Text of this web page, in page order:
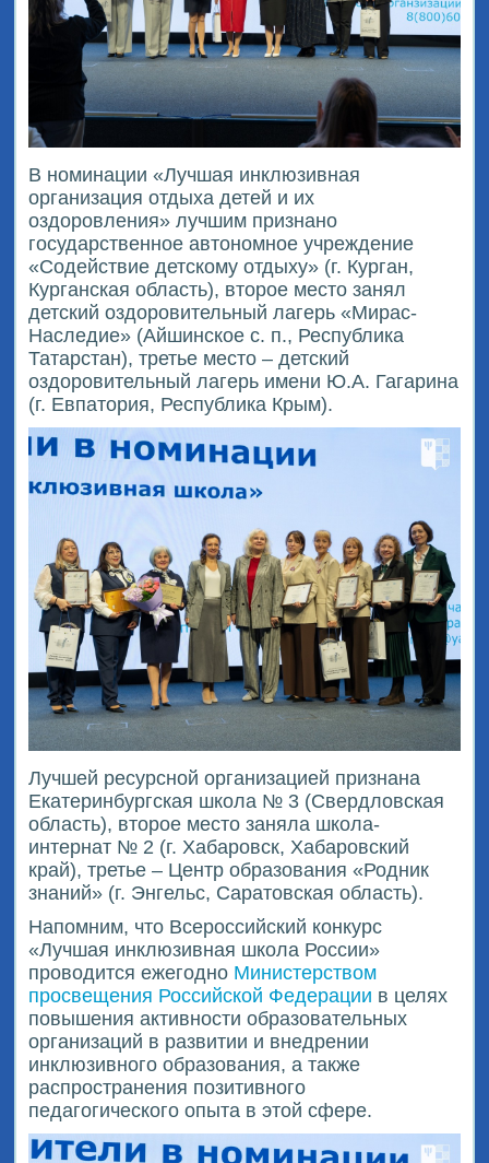
В номинации «Лучшая инклюзивная
организация отдыха детей и их
оздоровления» лучшим признано
государственное автономное учреждение
«Содействие детскому отдыху» (г. Курган,
Курганская область), второе место занял
детский оздоровительный лагерь «Мирас-
Наследие» (Айшинское с. п., Республика
Татарстан), третье место – детский
оздоровительный лагерь имени Ю.А. Гагарина
(г. Евпатория, Республика Крым).
Лучшей ресурсной организацией признана
Екатеринбургская школа № 3 (Свердловская
область), второе место заняла школа-
интернат № 2 (г. Хабаровск, Хабаровский
край), третье – Центр образования «Родник
знаний» (г. Энгельс, Саратовская область).
Напомним, что Всероссийский конкурс
«Лучшая инклюзивная школа России»
проводится ежегодно Министерством
просвещения Российской Федерации в целях
повышения активности образовательных
организаций в развитии и внедрении
инклюзивного образования, а также
распространения позитивного
педагогического опыта в этой сфере.